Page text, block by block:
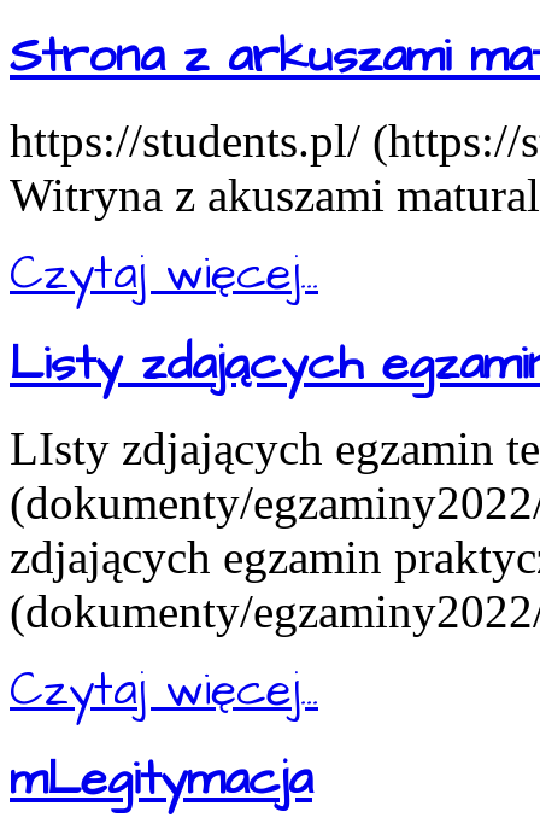
Strona z arkuszami
https://students.pl/ (https://
Witryna z akuszami
Czytaj więcej...
Listy zdających
LIsty zdjających egzamin
(dokumenty/
zdjających egzamin
(dokumenty/
Czytaj więcej...
mLegitymacja